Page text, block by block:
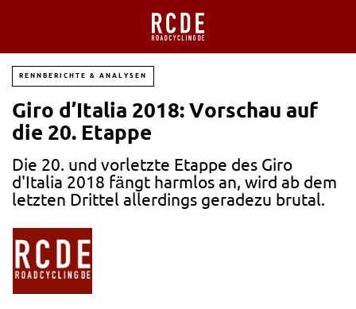
RENNBERICHTE & ANALYSEN
Giro d’Italia 2018: Vorschau auf
die 20. Etappe
Die 20. und vorletzte Etappe des Giro
d'Italia 2018 fängt harmlos an, wird ab dem
letzten Drittel allerdings geradezu brutal.